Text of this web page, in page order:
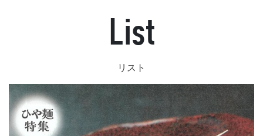
採用情報
List
リスト